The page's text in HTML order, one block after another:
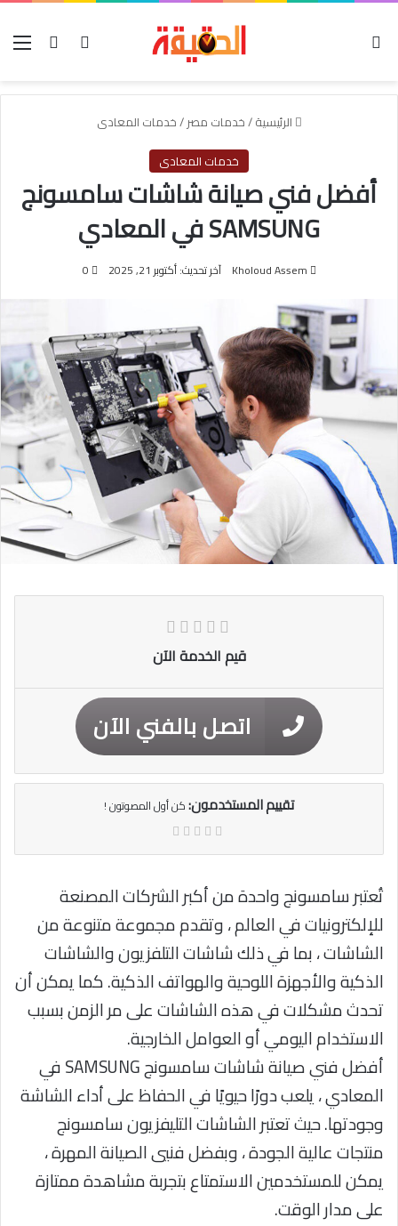
بحث عنتسجيل
الرئيسية/خدمات مصر/خدمات المعادى
خدمات المعادى
أفضل فني صيانة شاشات سامسونج
SAMSUNG في المعادي
Kholoud Assem آخر تحديث: أكتوبر 21, 2025 0
قيم الخدمة الآن
اتصل بالفني الآن
تقييم المستخدمون:كن أول المصوتون !
تُعتبر سامسونج واحدة من أكبر الشركات المصنعة
للإلكترونيات في العالم ، وتقدم مجموعة متنوعة من
الشاشات ، بما في ذلك شاشات التلفزيون والشاشات
الذكية والأجهزة اللوحية والهواتف الذكية. كما يمكن أن
تحدث مشكلات في هذه الشاشات على مر الزمن بسبب
الاستخدام اليومي أو العوامل الخارجية.
أفضل فني صيانة شاشات سامسونج SAMSUNG في
المعادي ، يلعب دورًا حيويًا في الحفاظ على أداء الشاشة
وجودتها. حيث تعتبر الشاشات التليفزيون سامسونج
منتجات عالية الجودة ، وبفضل فنيي الصيانة المهرة ،
يمكن للمستخدمين الاستمتاع بتجربة مشاهدة ممتازة
على مدار الوقت.